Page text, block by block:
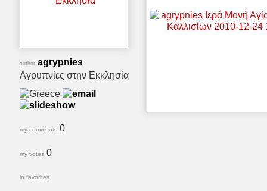
author agrypnies
Αγρυπνίες στην Εκκλησία
my comments 0
my votes 0
in favorites